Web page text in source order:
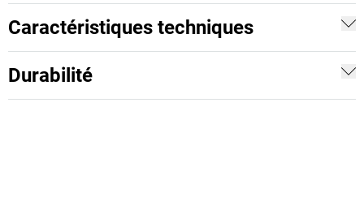
Caractéristiques techniques
Durabilité